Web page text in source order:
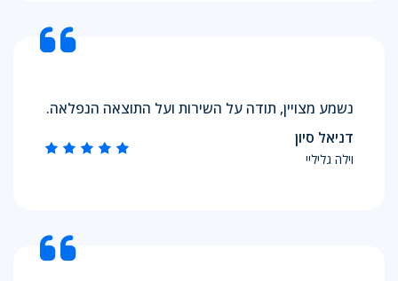
נשמע מצויין, תודה על השירות ועל התוצאה הנפלאה.
דניאל סיון
וילה גליליי